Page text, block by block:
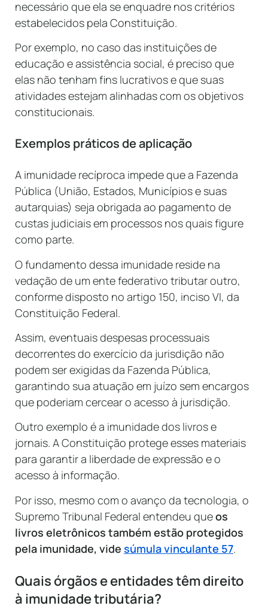
necessário que ela se enquadre nos critérios
estabelecidos pela Constituição.
Por exemplo, no caso das instituições de
educação e assistência social, é preciso que
elas não tenham fins lucrativos e que suas
atividades estejam alinhadas com os objetivos
constitucionais.
Exemplos práticos de aplicação
A imunidade recíproca impede que a Fazenda
Pública (União, Estados, Municípios e suas
autarquias) seja obrigada ao pagamento de
custas judiciais em processos nos quais figure
como parte.
O fundamento dessa imunidade reside na
vedação de um ente federativo tributar outro,
conforme disposto no artigo 150, inciso VI, da
Constituição Federal.
Assim, eventuais despesas processuais
decorrentes do exercício da jurisdição não
podem ser exigidas da Fazenda Pública,
garantindo sua atuação em juízo sem encargos
que poderiam cercear o acesso à jurisdição.
Outro exemplo é a imunidade dos livros e
jornais. A Constituição protege esses materiais
para garantir a liberdade de expressão e o
acesso à informação.
Por isso, mesmo com o avanço da tecnologia, o
Supremo Tribunal Federal entendeu queos
livros eletrônicos também estão protegidos
pela imunidade, vide súmula vinculante 57.
Quais órgãos e entidades têm direito
à imunidade tributária?